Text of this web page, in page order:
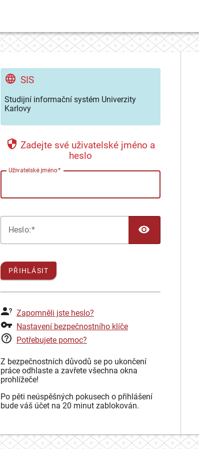
SIS
Studijní informační systém Univerzity
Karlovy
Zadejte své uživatelské jméno a
heslo
Uživatelské jméno
Heslo:
PŘIHLÁSIT
Zapomněli jste heslo?
Nastavení bezpečnostního klíče
Potřebujete pomoc?
Z bezpečnostních důvodů se po ukončení
práce odhlaste a zavřete všechna okna
prohlížeče!
Po pěti neúspěšných pokusech o přihlášení
bude váš účet na 20 minut zablokován.